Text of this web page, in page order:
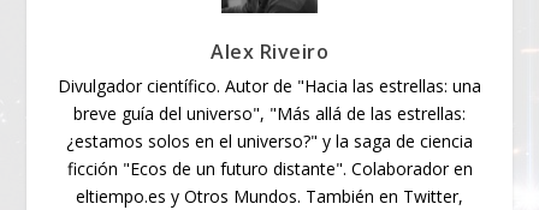
Alex Riveiro
Divulgador científico. Autor de "Hacia las estrellas: una
breve guía del universo", "Más allá de las estrellas:
¿estamos solos en el universo?" y la saga de ciencia
ficción "Ecos de un futuro distante". Colaborador en
eltiempo.es y Otros Mundos. También en Twitter,